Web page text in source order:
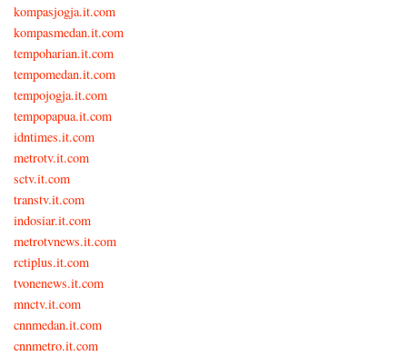
kompasjogja.it.com
kompasmedan.it.com
tempoharian.it.com
tempomedan.it.com
tempojogja.it.com
tempopapua.it.com
idntimes.it.com
metrotv.it.com
sctv.it.com
transtv.it.com
indosiar.it.com
metrotvnews.it.com
rctiplus.it.com
tvonenews.it.com
mnctv.it.com
cnnmedan.it.com
cnnmetro.it.com